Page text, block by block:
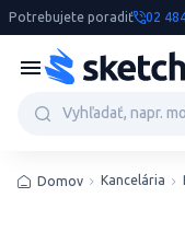
Potrebujete poradiť 02
Domov Kancelária